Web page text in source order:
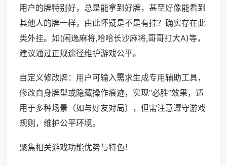
用户的牌特别好，总是能拿到好牌，甚至好像能看到
其他人的牌一样，由此怀疑是不是有挂？确实存在此
类外挂。如(闲逸麻将,哈哈长沙麻将,哥哥打大A)等，
建议通过正规途径维护游戏公平。
自定义修改牌：用户可输入需求生成专用辅助工具，
修改自身牌型或隐藏操作痕迹，实现“必胜”效果，适
用于多种场景（如与好友对局），但需注意遵守游戏
规则，维护公平环境。
聚焦相关游戏功能优势与特色！